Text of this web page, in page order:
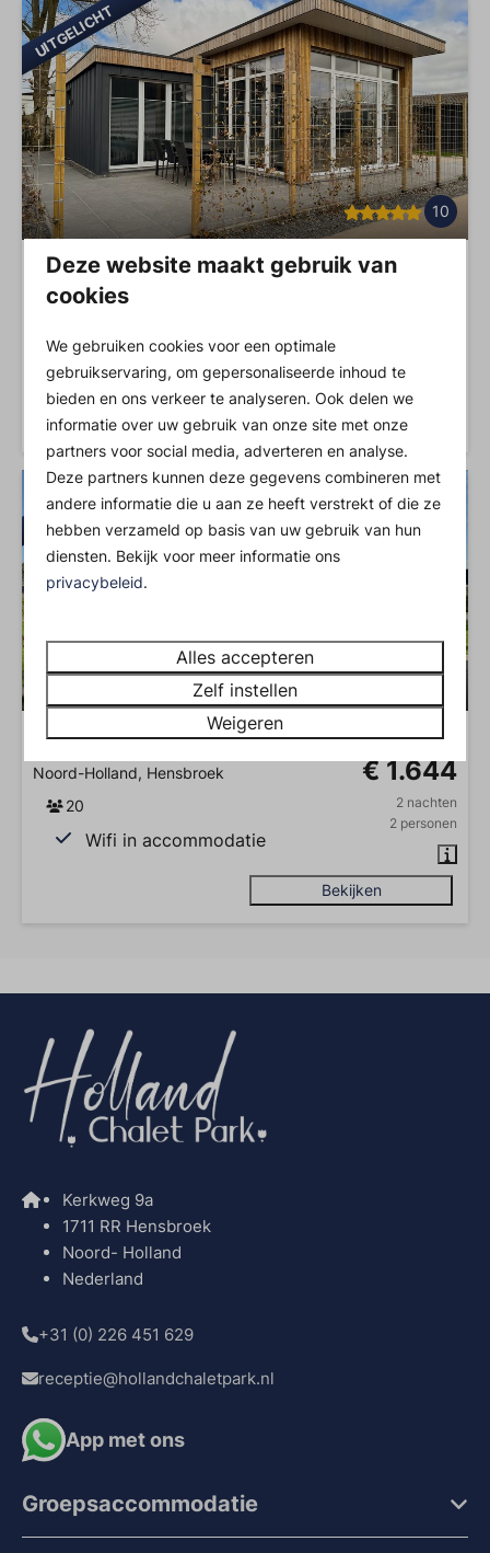
UITGELICHT
10
Holiday 2 - 6 Persoons vakantievilla 309
Noord-Holland, Hensbroek
Wifi in accommodatie
Bekijken
UITGELICHT
9,3
Vanaf
€ 1.644
2 nachten
2 personen
Luxe groepsaccommodatie Holiday
Noord-Holland, Hensbroek
20
Wifi in accommodatie
Bekijken
Kerkweg 9a
1711 RR Hensbroek
Noord- Holland
Nederland
+31 (0) 226 451 629
receptie@hollandchaletpark.nl
App met ons
Groepsaccommodatie
Deze website maakt gebruik van
cookies
We gebruiken cookies voor een optimale
gebruikservaring, om gepersonaliseerde inhoud te
bieden en ons verkeer te analyseren. Ook delen we
informatie over uw gebruik van onze site met onze
partners voor social media, adverteren en analyse.
Deze partners kunnen deze gegevens combineren met
andere informatie die u aan ze heeft verstrekt of die ze
hebben verzameld op basis van uw gebruik van hun
diensten. Bekijk voor meer informatie ons
privacybeleid.
Alles accepteren
Zelf instellen
Weigeren